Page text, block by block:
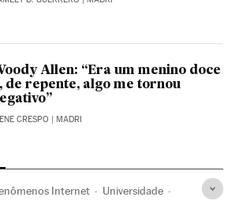
Allen: “Era um menino doce
de repente, algo me tornou
CRESPO | MADRI
Internet Universidade